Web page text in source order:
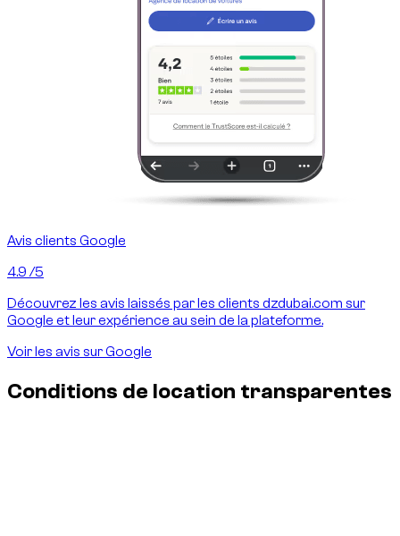
Avis clients Google
4.9 /5
Découvrez les avis laissés par les clients dzdubai.com sur
Google et leur expérience au sein de la plateforme.
Voir les avis sur Google
Conditions de location transparentes